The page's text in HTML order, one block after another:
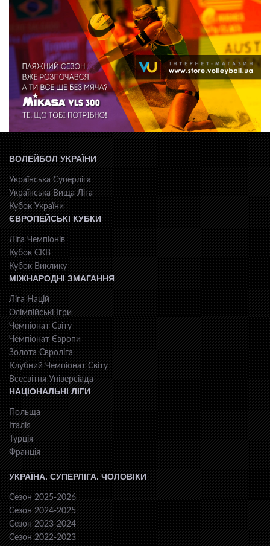
ВОЛЕЙБОЛ УКРАЇНИ
Українська Суперліга
Українська Вища Ліга
Кубок України
ЄВРОПЕЙСЬКІ КУБКИ
Ліга Чемпіонів
Кубок ЄКВ
Кубок Виклику
МІЖНАРОДНІ ЗМАГАННЯ
Ліга Націй
Олімпійські Ігри
Чемпіонат Світу
Чемпіонат Європи
Золота Євроліга
Клубний Чемпіонат Світу
Всесвiтня Унiверсiaда
НАЦІОНАЛЬНІ ЛІГИ
Польща
Італія
Турція
Франція
УКРАЇНА. СУПЕРЛІГА. ЧОЛОВІКИ
Сезон 2025-2026
Сезон 2024-2025
Сезон 2023-2024
Сезон 2022-2023